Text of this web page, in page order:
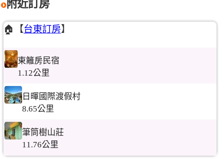
附近訂房
🏠【台東訂房】
東籬房民宿
1.12公里
日暉國際渡假村
8.65公里
筆筒樹山莊
11.76公里